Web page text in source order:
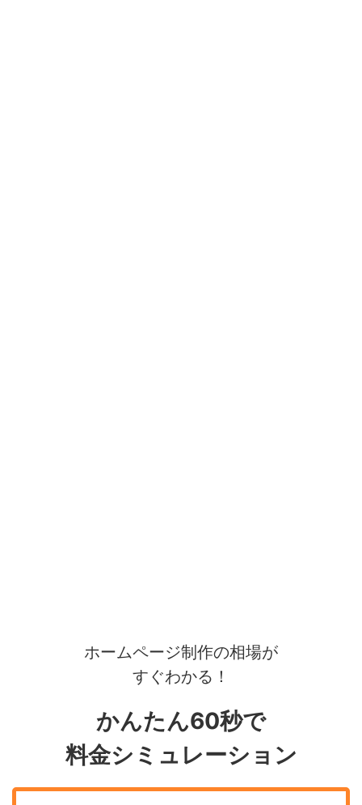
ホームページ制作の相場が
すぐわかる！
かんたん60秒で
料金シミュレーション